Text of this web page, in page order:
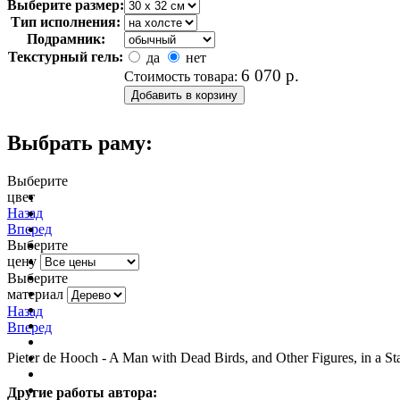
Выберите размер:
Тип исполнения:
Подрамник:
Текстурный гель:
да
нет
Стоимость товара: 6 070 р.
Выбрать раму:
Выберите
цвет
Назад
Вперед
Выберите
цену
Выберите
материал
Назад
Вперед
Pieter de Hooch - A Man with Dead Birds, and Other Figures, in a
Другие работы автора: